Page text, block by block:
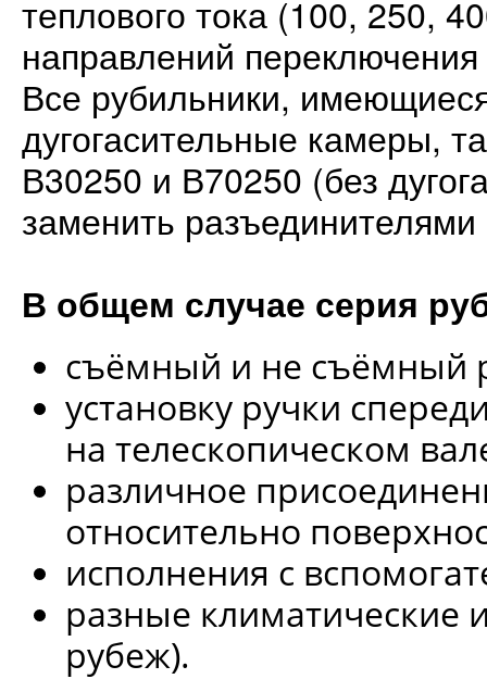
теплового тока (100, 250,
направлений
Все рубильники,
дугогасительные камеры,
В30250 и В70250 (без
заменить
В общем случае серия
съёмный и не съёмный
установку ручки
на телескопическом
различное
относительно
исполнения с
разные климатические
рубеж).